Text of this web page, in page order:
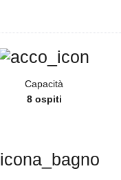
Capacità
8 ospiti